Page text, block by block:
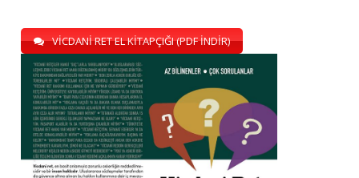
VİCDANİ RET EL KİTAPÇIĞI (PDF İNDİR)